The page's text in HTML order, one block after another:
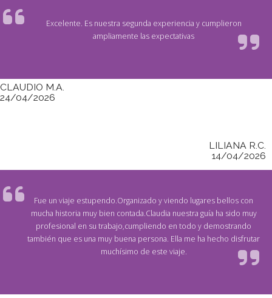
Excelente. Es nuestra segunda experiencia y cumplieron
ampliamente las expectativas
CLAUDIO M.A.
24/04/2026
LILIANA R.C.
14/04/2026
Fue un viaje estupendo.Organizado y viendo lugares bellos con
mucha historia muy bien contada.Claudia nuestra guía ha sido muy
profesional en su trabajo,cumpliendo en todo y demostrando
también que es una muy buena persona. Ella me ha hecho disfrutar
muchísimo de este viaje.